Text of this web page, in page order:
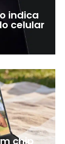
indica
celular